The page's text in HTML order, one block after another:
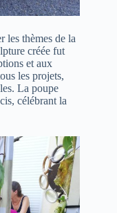
les thèmes de la
créée fut
et aux
les projets,
La poupe
célébrant la